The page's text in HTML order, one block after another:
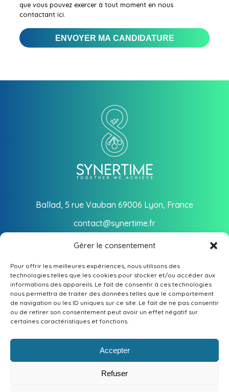
Gérer le consentement
Pour offrir les meilleures expériences, nous utilisons des
technologies telles que les cookies pour stocker et/ou accéder aux
informations des appareils. Le fait de consentir à ces technologies
nous permettra de traiter des données telles que le comportement
de navigation ou les ID uniques sur ce site. Le fait de ne pas consentir
ou de retirer son consentement peut avoir un effet négatif sur
certaines caractéristiques et fonctions.
Accepter
Refuser
que vous pouvez exercer à tout moment en nous
contactant ici.
Ballad, 5 rue Vauban 69006 Lyon, France
contact@synertime.fr
Suivez-nous
PARCOURIR
Notre société
Philosophie
INFORMATIONS LÉGALES
Politique de cookies
2026 © Synertime, tous droits réservés. Les contenus,
être utilisés sans autorisation.